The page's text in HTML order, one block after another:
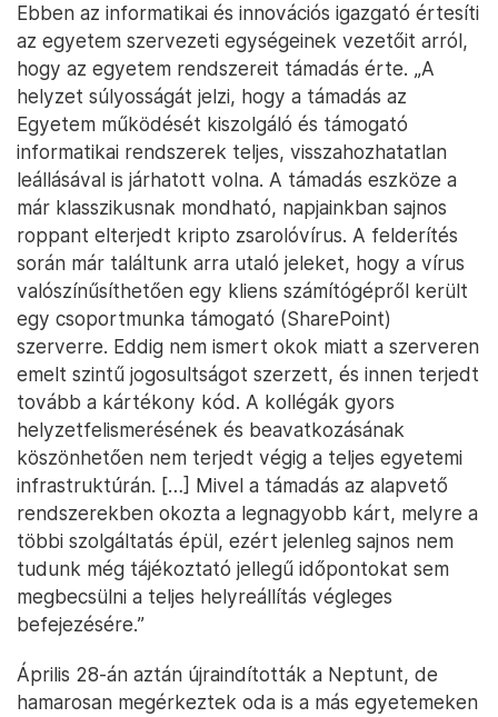
Ebben az informatikai és innovációs igazgató értesíti
az egyetem szervezeti egységeinek vezetőit arról,
hogy az egyetem rendszereit támadás érte. „A
helyzet súlyosságát jelzi, hogy a támadás az
Egyetem működését kiszolgáló és támogató
informatikai rendszerek teljes, visszahozhatatlan
leállásával is járhatott volna. A támadás eszköze a
már klasszikusnak mondható, napjainkban sajnos
roppant elterjedt kripto zsarolóvírus. A felderítés
során már találtunk arra utaló jeleket, hogy a vírus
valószínűsíthetően egy kliens számítógépről került
egy csoportmunka támogató (SharePoint)
szerverre. Eddig nem ismert okok miatt a szerveren
emelt szintű jogosultságot szerzett, és innen terjedt
tovább a kártékony kód. A kollégák gyors
helyzetfelismerésének és beavatkozásának
köszönhetően nem terjedt végig a teljes egyetemi
infrastruktúrán. […] Mivel a támadás az alapvető
rendszerekben okozta a legnagyobb kárt, melyre a
többi szolgáltatás épül, ezért jelenleg sajnos nem
tudunk még tájékoztató jellegű időpontokat sem
megbecsülni a teljes helyreállítás végleges
befejezésére.”
Április 28-án aztán újraindították a Neptunt, de
hamarosan megérkeztek oda is a más egyetemeken